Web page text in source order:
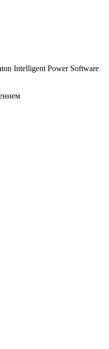
Intelligent Power Software